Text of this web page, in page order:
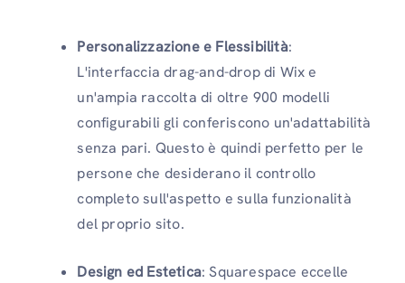
Personalizzazione e Flessibilità:
L'interfaccia drag-and-drop di Wix e
un'ampia raccolta di oltre 900 modelli
configurabili gli conferiscono un'adattabilità
senza pari. Questo è quindi perfetto per le
persone che desiderano il controllo
completo sull'aspetto e sulla funzionalità
del proprio sito.
Design ed Estetica: Squarespace eccelle